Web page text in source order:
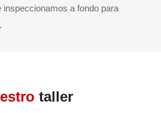
inspeccionamos a fondo para
taller